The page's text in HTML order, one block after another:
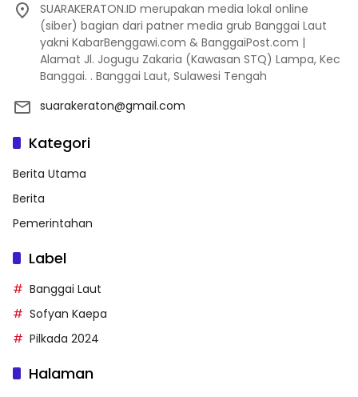
SUARAKERATON.ID merupakan media lokal online
(siber) bagian dari patner media grub Banggai Laut
yakni KabarBenggawi.com & BanggaiPost.com |
Alamat Jl. Jogugu Zakaria (Kawasan STQ) Lampa, Kec
Banggai. . Banggai Laut, Sulawesi Tengah
suarakeraton@gmail.com
Kategori
Berita Utama
Berita
Pemerintahan
Label
Banggai Laut
Sofyan Kaepa
Pilkada 2024
Halaman